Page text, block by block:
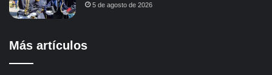
5 de agosto de 2026
Más artículos